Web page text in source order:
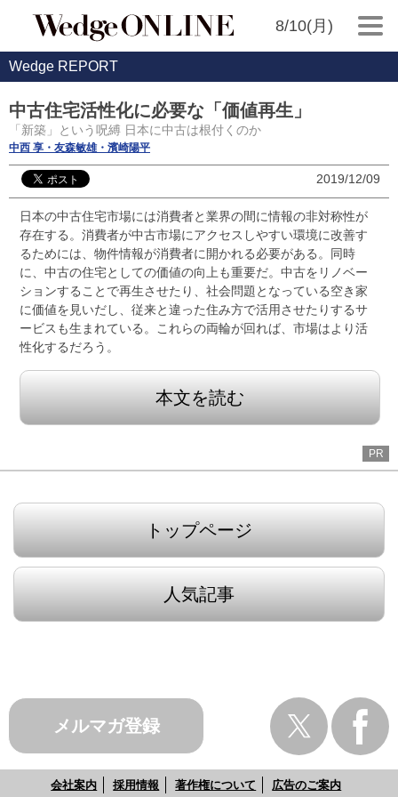
8/10(月)
Wedge REPORT
中古住宅活性化に必要な「価値再生」
「新築」という呪縛 日本に中古は根付くのか
中西 享・友森敏雄・濱崎陽平
2019/12/09
日本の中古住宅市場には消費者と業界の間に情報の非対称性が
存在する。消費者が中古市場にアクセスしやすい環境に改善す
るためには、物件情報が消費者に開かれる必要がある。同時
に、中古の住宅としての価値の向上も重要だ。中古をリノベー
ションすることで再生させたり、社会問題となっている空き家
に価値を見いだし、従来と違った住み方で活用させたりするサ
ービスも生まれている。これらの両輪が回れば、市場はより活
性化するだろう。
本文を読む
PR
トップページ
人気記事
メルマガ登録
会社案内 採用情報 著作権について 広告のご案内